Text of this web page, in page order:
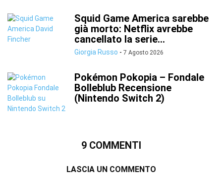
Squid Game America sarebbe
già morto: Netflix avrebbe
cancellato la serie...
Giorgia Russo - 7 Agosto 2026
Pokémon Pokopia – Fondale
Bolleblub Recensione
(Nintendo Switch 2)
9 COMMENTI
LASCIA UN COMMENTO